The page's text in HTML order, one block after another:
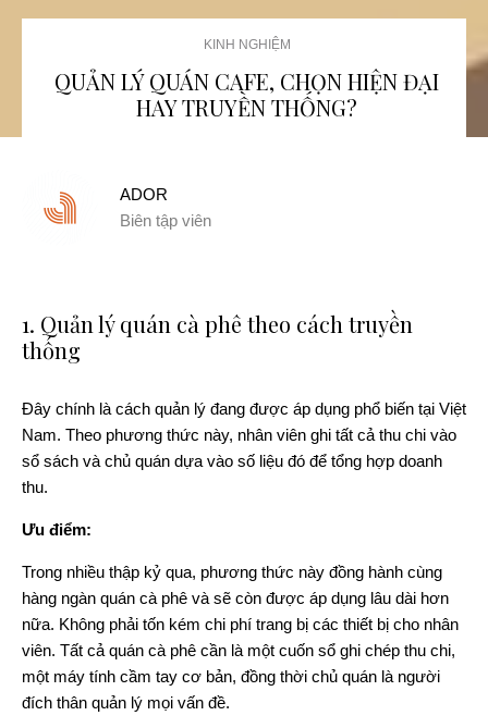
KINH NGHIỆM
QUẢN LÝ QUÁN CAFE, CHỌN HIỆN ĐẠI
HAY TRUYỀN THỐNG?
ADOR
Biên tập viên
1. Quản lý quán cà phê theo cách truyền
thống
Đây chính là cách quản lý đang được áp dụng phổ biến tại Việt
Nam. Theo phương thức này, nhân viên ghi tất cả thu chi vào
sổ sách và chủ quán dựa vào số liệu đó để tổng hợp doanh
thu.
Ưu điểm:
Trong nhiều thập kỷ qua, phương thức này đồng hành cùng
hàng ngàn quán cà phê và sẽ còn được áp dụng lâu dài hơn
nữa. Không phải tốn kém chi phí trang bị các thiết bị cho nhân
viên. Tất cả quán cà phê cần là một cuốn sổ ghi chép thu chi,
một máy tính cầm tay cơ bản, đồng thời chủ quán là người
đích thân quản lý mọi vấn đề.